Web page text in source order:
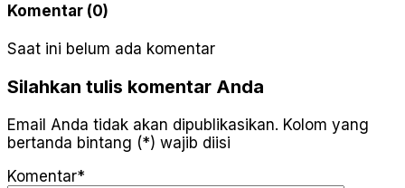
Komentar (0)
Saat ini belum ada komentar
Silahkan tulis komentar Anda
Email Anda tidak akan dipublikasikan. Kolom yang
bertanda bintang (*) wajib diisi
Komentar*